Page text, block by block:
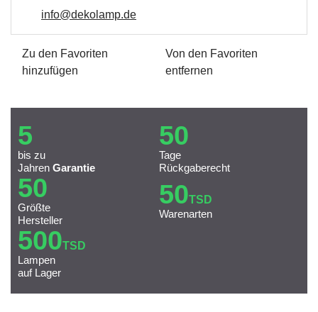
info@dekolamp.de
Zu den Favoriten
hinzufügen
Von den Favoriten
entfernen
5
bis zu
Jahren Garantie
50
Tage
Rückgaberecht
50
Größte
Hersteller
50TSD
Warenarten
500TSD
Lampen
auf Lager